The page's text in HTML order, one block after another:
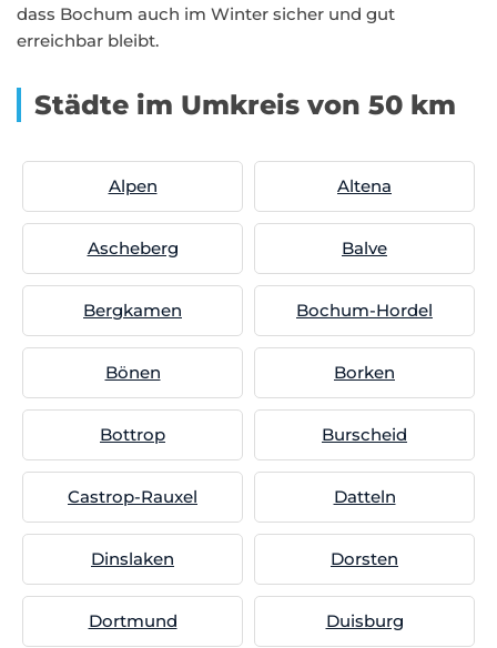
dass Bochum auch im Winter sicher und gut
erreichbar bleibt.
Städte im Umkreis von 50 km
Alpen Altena
Ascheberg Balve
Bergkamen Bochum-Hordel
Bönen Borken
Bottrop Burscheid
Castrop-Rauxel Datteln
Dinslaken Dorsten
Dortmund Duisburg